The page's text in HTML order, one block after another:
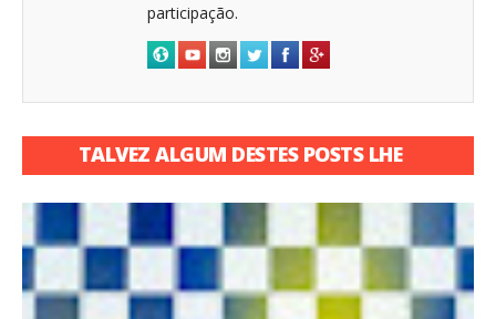
participação.
TALVEZ ALGUM DESTES POSTS LHE